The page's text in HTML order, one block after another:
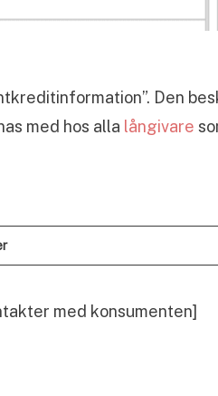
Den
med hos alla långivare
med konsumenten]